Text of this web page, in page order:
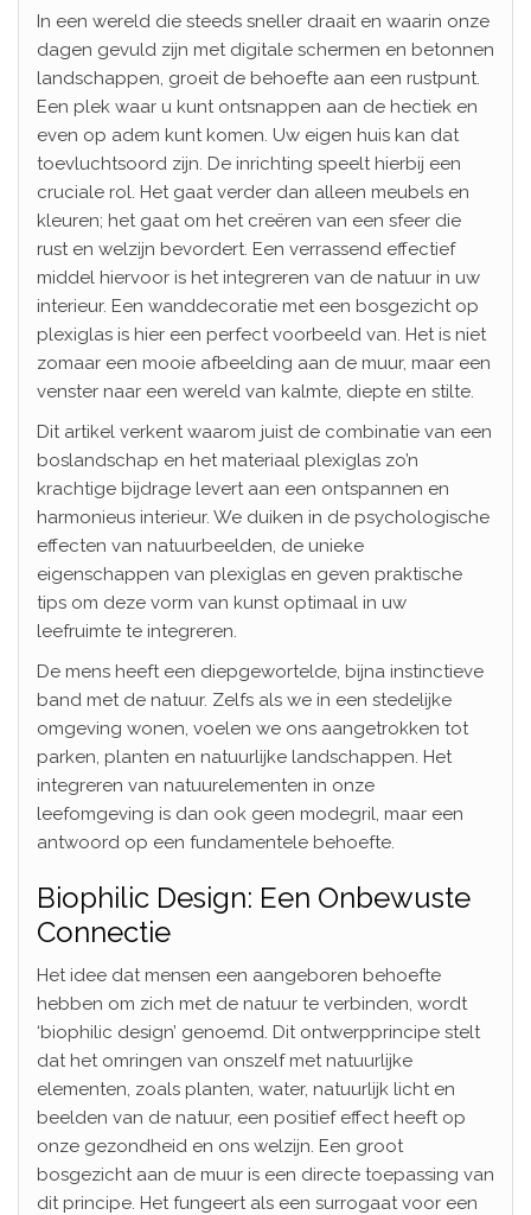
In een wereld die steeds sneller draait en waarin onze
dagen gevuld zijn met digitale schermen en betonnen
landschappen, groeit de behoefte aan een rustpunt.
Een plek waar u kunt ontsnappen aan de hectiek en
even op adem kunt komen. Uw eigen huis kan dat
toevluchtsoord zijn. De inrichting speelt hierbij een
cruciale rol. Het gaat verder dan alleen meubels en
kleuren; het gaat om het creëren van een sfeer die
rust en welzijn bevordert. Een verrassend effectief
middel hiervoor is het integreren van de natuur in uw
interieur. Een wanddecoratie met een bosgezicht op
plexiglas is hier een perfect voorbeeld van. Het is niet
zomaar een mooie afbeelding aan de muur, maar een
venster naar een wereld van kalmte, diepte en stilte.
Dit artikel verkent waarom juist de combinatie van een
boslandschap en het materiaal plexiglas zo’n
krachtige bijdrage levert aan een ontspannen en
harmonieus interieur. We duiken in de psychologische
effecten van natuurbeelden, de unieke
eigenschappen van plexiglas en geven praktische
tips om deze vorm van kunst optimaal in uw
leefruimte te integreren.
De mens heeft een diepgewortelde, bijna instinctieve
band met de natuur. Zelfs als we in een stedelijke
omgeving wonen, voelen we ons aangetrokken tot
parken, planten en natuurlijke landschappen. Het
integreren van natuurelementen in onze
leefomgeving is dan ook geen modegril, maar een
antwoord op een fundamentele behoefte.
Biophilic Design: Een Onbewuste
Connectie
Het idee dat mensen een aangeboren behoefte
hebben om zich met de natuur te verbinden, wordt
‘biophilic design’ genoemd. Dit ontwerpprincipe stelt
dat het omringen van onszelf met natuurlijke
elementen, zoals planten, water, natuurlijk licht en
beelden van de natuur, een positief effect heeft op
onze gezondheid en ons welzijn. Een groot
bosgezicht aan de muur is een directe toepassing van
dit principe. Het fungeert als een surrogaat voor een